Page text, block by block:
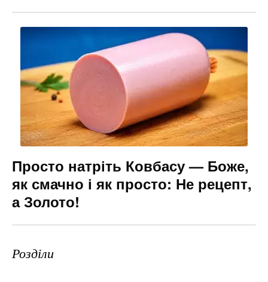
Просто натріть Ковбасу — Боже,
як смачно і як просто: Не рецепт,
а Золото!
Розділи